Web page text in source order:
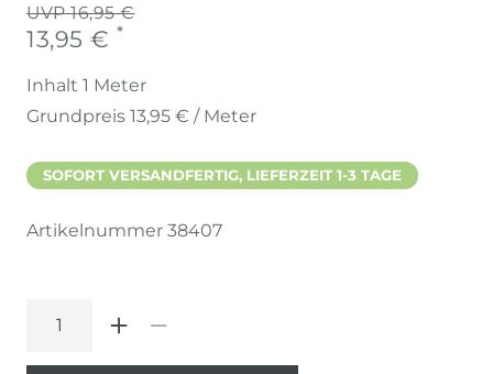
UVP 16,95 €
13,95 € *
Inhalt 1 Meter
Grundpreis 13,95 € / Meter
SOFORT VERSANDFERTIG, LIEFERZEIT 1-3 TAGE
Artikelnummer 38407